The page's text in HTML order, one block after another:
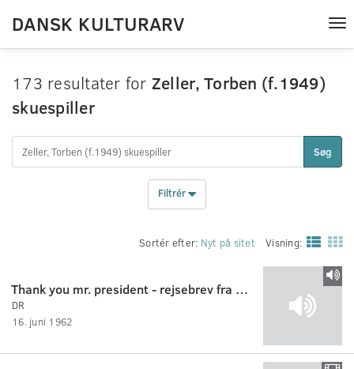
DANSK KULTURARV
173 resultater for Zeller, Torben (f.1949)
skuespiller
Søg
Filtrér
Sortér efter: Nyt på sitet Visning:
Thank you mr. president - rejsebrev fra USA 2:10
DR
16. juni 1962